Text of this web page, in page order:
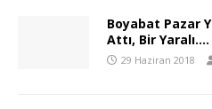
Boyabat Pazar
Attı, Bir Yaralı….
29 Haziran 2018